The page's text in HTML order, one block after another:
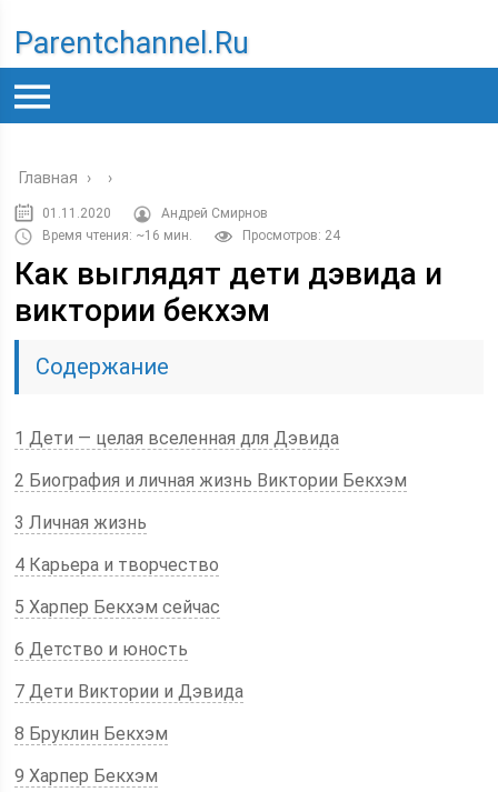
Parentchannel.ru
Главная › ›
01.11.2020
Андрей Смирнов
Время чтения: ~16 мин.
Просмотров: 24
Как выглядят дети дэвида и
виктории бекхэм
Содержание
1 Дети — целая вселенная для Дэвида
2 Биография и личная жизнь Виктории Бекхэм
3 Личная жизнь
4 Карьера и творчество
5 Харпер Бекхэм сейчас
6 Детство и юность
7 Дети Виктории и Дэвида
8 Бруклин Бекхэм
9 Харпер Бекхэм